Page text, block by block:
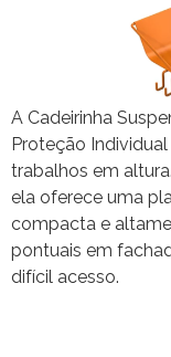
A Cadeirinha
Proteção
trabalhos em
ela oferece uma
compacta e
pontuais em
difícil acesso.